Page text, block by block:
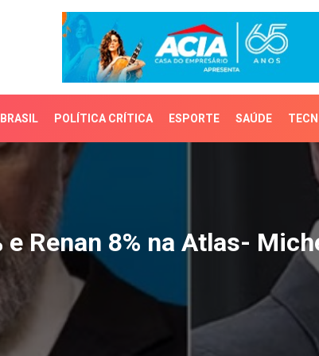
BRASIL POLÍTICA CRÍTICA ESPORTE SAÚDE
8% na Atlas-
e Renan 8% na Atlas-